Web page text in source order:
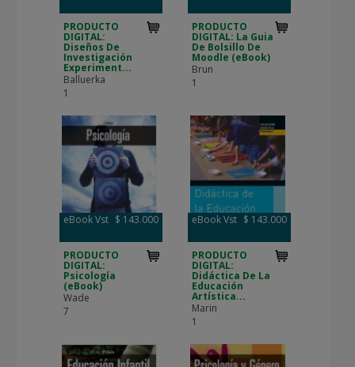
PRODUCTO
DIGITAL:
Diseños De
Investigación
Experiment...
Balluerka
1
PRODUCTO
DIGITAL: La Guia
De Bolsillo De
Moodle (eBook)
Brun
1
eBook Vst $ 143.000
PRODUCTO
DIGITAL:
Psicología
(eBook)
Wade
7
eBook Vst $ 143.000
PRODUCTO
DIGITAL:
Didáctica De La
Educación
Artística...
Marin
1